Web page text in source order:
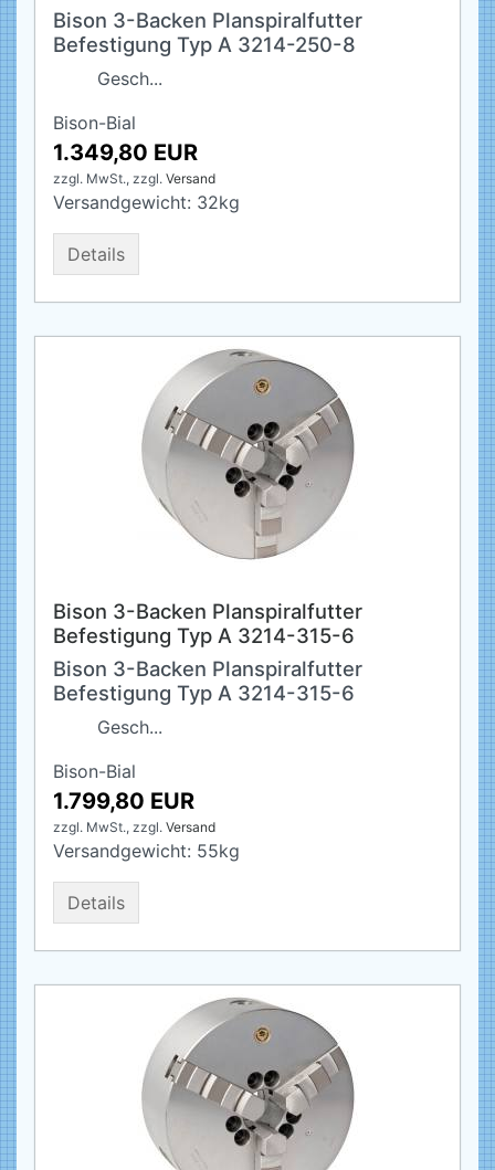
Bison 3-Backen Planspiralfutter
Befestigung Typ A 3214-250-8
Gesch...
Bison-Bial
1.349,80 EUR
zzgl. MwSt., zzgl. Versand
Versandgewicht: 32kg
Details
Bison 3-Backen Planspiralfutter
Befestigung Typ A 3214-315-6
Bison 3-Backen Planspiralfutter
Befestigung Typ A 3214-315-6
Gesch...
Bison-Bial
1.799,80 EUR
zzgl. MwSt., zzgl. Versand
Versandgewicht: 55kg
Details